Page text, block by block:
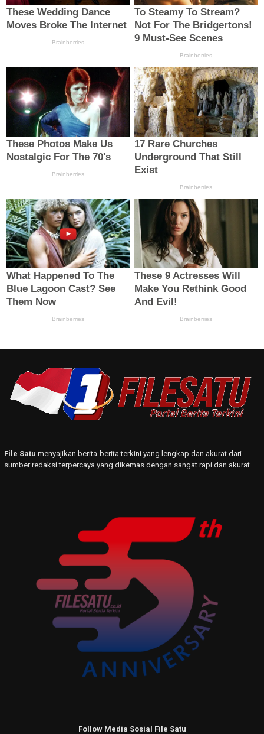
File Satu menyajikan berita-berita terkini yang lengkap dan akurat dari
sumber redaksi terpercaya yang dikemas dengan sangat rapi dan akurat.
Follow Media Sosial File Satu